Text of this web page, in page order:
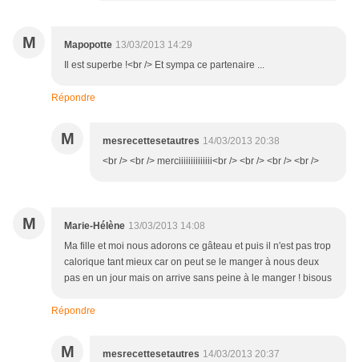
M Mapopotte 13/03/2013 14:29
Il est superbe !<br /> Et sympa ce partenaire ...
Répondre
M mesrecettesetautres 14/03/2013 20:38
<br /> <br /> merciiiiiiiiiiiiii<br /> <br /> <br /> <br />
M Marie-Hélène 13/03/2013 14:08
Ma fille et moi nous adorons ce gâteau et puis il n'est pas trop
calorique tant mieux car on peut se le manger à nous deux
pas en un jour mais on arrive sans peine à le manger ! bisous
Répondre
M mesrecettesetautres 14/03/2013 20:37